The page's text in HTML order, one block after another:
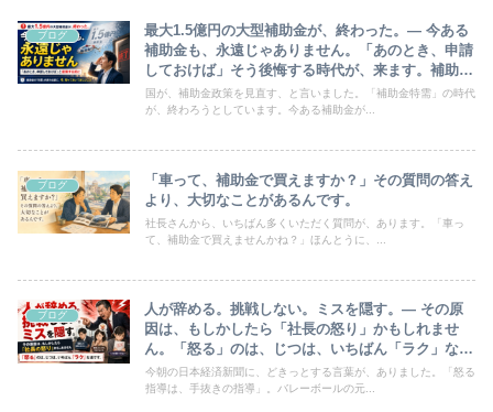
ブログ
最大1.5億円の大型補助金が、終わった。― 今ある
補助金も、永遠じゃありません。「あのとき、申請
しておけば」そう後悔する時代が、来ます。補助金
の「特需」が終わる前に、知っておいてほしいこと
国が、補助金政策を見直す、と言いました。「補助金特需」の時代
が、終わろうとしています。今ある補助金が...
ブログ
「車って、補助金で買えますか？」その質問の答え
より、大切なことがあるんです。
社長さんから、いちばん多くいただく質問が、あります。「車っ
て、補助金で買えませんかね？」ほんとうに、...
ブログ
人が辞める。挑戦しない。ミスを隠す。― その原
因は、もしかしたら「社長の怒り」かもしれませ
ん。「怒る」のは、じつは、いちばん「ラク」な道
です。
今朝の日本経済新聞に、どきっとする言葉が、ありました。「怒る
指導は、手抜きの指導」。バレーボールの元...